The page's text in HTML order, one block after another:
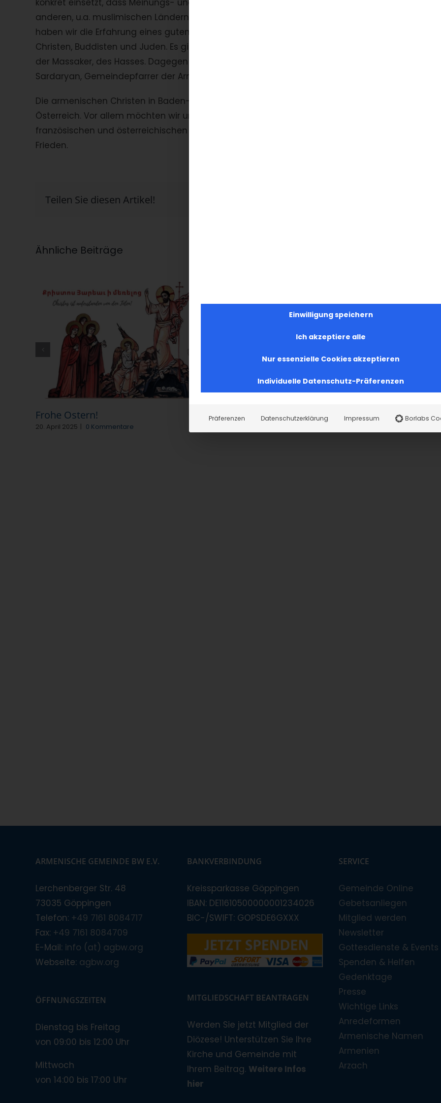
konkret einsetzt, dass Meinungs- und Religionsfreiheit nicht nur in europäischen sondern auch
anderen, u.a. muslimischen Ländern, verbreitet wird. Als Minderheit in mehreren Ländern der
haben wir die Erfahrung eines guten Zusammenlebens sowohl mit Muslimen als auch mit
Christen, Buddisten und Juden. Es gibt aber eben auch die andere Erfahrung der
der Massaker, des Hasses. Dagegen müssen wir etwas tun und zwar dringend“, so Pfr. Dr.
Sardaryan, Gemeindepfarrer der Armenischen Gemeinde Baden-Württemberg.
Die armenischen Christen in Baden-Württemberg beten für ihre Geschwister in Frankreich und
Österreich. Vor allem möchten wir unser Mitgefül und Solidarität an unsere griechischen,
französischen und österreichischen Geschwistern zum Ausdruck bringen. Wir beten für den
Frieden.
Teilen Sie diesen Artikel!
Ähnliche Beiträge
Frohe Ostern!
20. April 2025 0 Kommentare
ARMENISCHE GEMEINDE BW E.V.
Lerchenberger Str. 48
73035 Göppingen
Telefon: +49 7161 8084717
Fax: +49 7161 8084709
E-Mail: info (at) agbw.org
Webseite: agbw.org
ÖFFNUNGSZEITEN
Dienstag bis Freitag
von 09:00 bis 12:00 Uhr
Mittwoch
von 14:00 bis 17:00 Uhr
BANKVERBINDUNG
Kreissparkasse Göppingen
IBAN: DE11610500000001234026
BIC-/SWIFT: GOPSDE6GXXX
MITGLIEDSCHAFT BEANTRAGEN
Werden Sie jetzt Mitglied der
Diözese! Unterstützen Sie Ihre
Kirche und Gemeinde mit
Ihrem Beitrag. Weitere Infos
hier
SERVICE
Gemeinde Online
Gebetsanliegen
Mitglied werden
Newsletter
Gottesdienste & Events
Spenden & Helfen
Gedenktage
Presse
Wichtige Links
Anredeformen
Armenische Namen
Armenien
Arzach
Einwilligung speichern
Ich akzeptiere alle
Nur essenzielle Cookies akzeptieren
Individuelle Datenschutz-Präferenzen
Präferenzen Datenschutzerklärung Impressum Borlabs